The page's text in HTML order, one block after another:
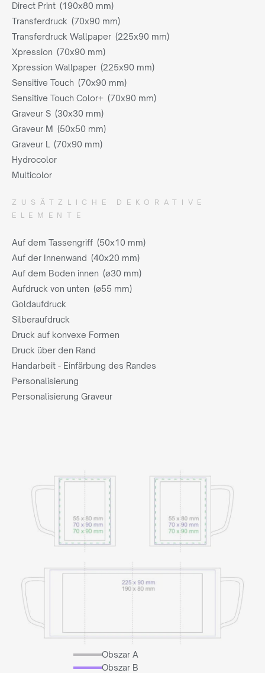
Direct Print (190x80 mm)
Transferdruck (70x90 mm)
Transferdruck Wallpaper (225x90 mm)
Xpression (70x90 mm)
Xpression Wallpaper (225x90 mm)
Sensitive Touch (70x90 mm)
Sensitive Touch Color+ (70x90 mm)
Graveur S (30x30 mm)
Graveur M (50x50 mm)
Graveur L (70x90 mm)
Hydrocolor
Multicolor
ZUSÄTZLICHE DEKORATIVE
ELEMENTE
Auf dem Tassengriff (50x10 mm)
Auf der Innenwand (40x20 mm)
Auf dem Boden innen (ø30 mm)
Aufdruck von unten (ø55 mm)
Goldaufdruck
Silberaufdruck
Druck auf konvexe Formen
Druck über den Rand
Handarbeit - Einfärbung des Randes
Personalisierung
Personalisierung Graveur
Obszar A
Obszar B